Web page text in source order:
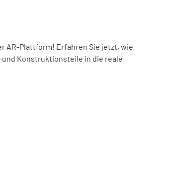
AR-Plattform! Erfahren Sie jetzt, wie
Konstruktionsteile in die reale